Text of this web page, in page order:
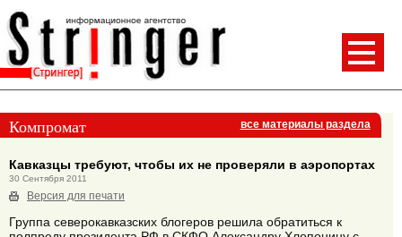
Компромат все материалы раздела
Кавказцы требуют, чтобы их не проверяли в аэропортах
30 Сентября 2011
Версия для печати
Группа северокавказских блогеров решила обратиться к